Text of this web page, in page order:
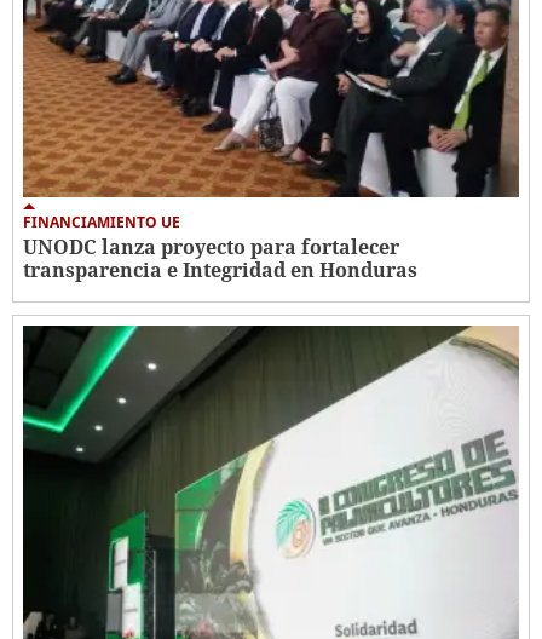
FINANCIAMIENTO UE
UNODC lanza proyecto para fortalecer
transparencia e Integridad en Honduras